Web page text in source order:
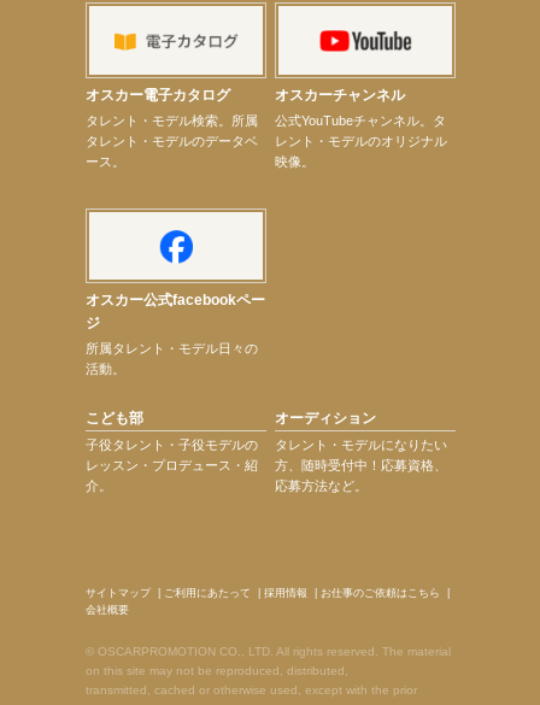
【elfin’】【辻美優】8月28日（金）「辻美優(elfin’)グレイテスト・ショー」に出演決定！
【elfin’】9月27日（日）「Beauty Voice Theater Reboot Vol.3」開催決定！
【本田紗来】「Ray」9月号発売中！
【宇垣美里】「マンガ【推しの子】展‐星のキセキ‐」オープニングイベント
オスカー電子カタログ
タレント・モデル検索。所属
タレント・モデルのデータベ
ース。
オスカーチャンネル
公式YouTubeチャンネル。タ
レント・モデルのオリジナル
映像。
オスカー公式facebookペー
ジ
所属タレント・モデル日々の
活動。
こども部
子役タレント・子役モデルの
レッスン・プロデュース・紹
介。
オーディション
タレント・モデルになりたい
方、随時受付中！応募資格、
応募方法など。
サイトマップ| ご利用にあたって 採用情報 お仕事のご依頼はこちら
会社概要
© OSCARPROMOTION CO., LTD. All rights reserved. The material
on this site may not be reproduced, distributed,
transmitted, cached or otherwise used, except with the prior